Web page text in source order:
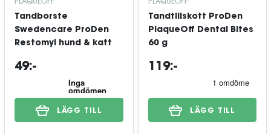
Tandborste
Swedencare ProDen
Restomyl hund & katt
49:-
LÄGG TILL
Tandtillskott ProDen
PlaqueOff Dental Bites
60 g
119:-
LÄGG TILL